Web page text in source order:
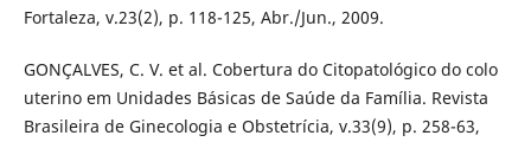
Fortaleza, v.23(2), p. 118-125, Abr./Jun., 2009.
GONÇALVES, C. V. et al. Cobertura do Citopatológico do colo
uterino em Unidades Básicas de Saúde da Família. Revista
Brasileira de Ginecologia e Obstetrícia, v.33(9), p. 258-63,